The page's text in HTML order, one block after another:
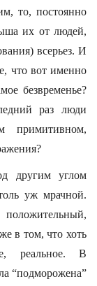
то, постоянно
их от людей,
всерьез. И
что вот именно
безвременье?
раз люди
примитивном,
другим углом
уж мрачной.
в том, что хоть
реальное. В
“подморожена”